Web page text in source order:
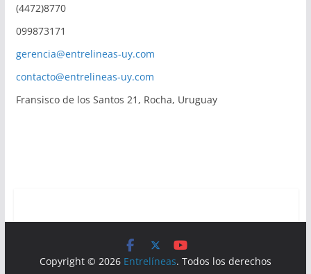
(4472)8770
099873171
gerencia@entrelineas-uy.com
contacto@entrelineas-uy.com
Fransisco de los Santos 21, Rocha, Uruguay
Copyright © 2026 Entrelíneas. Todos los derechos